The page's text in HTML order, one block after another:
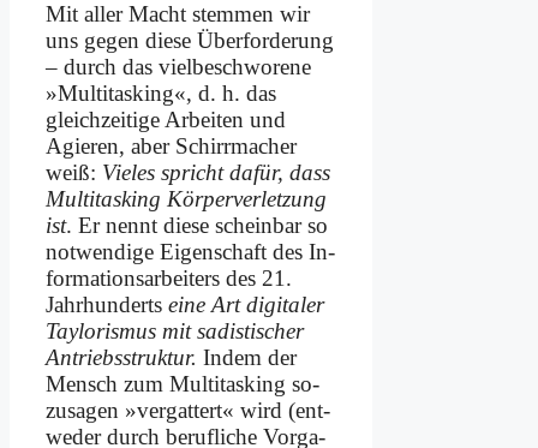
Mit al­ler Macht stem­men wir
uns ge­gen die­se Über­for­de­rung
– durch das viel­be­schwo­re­ne
»Mul­ti­tas­king«, d. h. das
gleich­zei­ti­ge Ar­bei­ten und
Agie­ren, aber Schirr­ma­cher
weiß: Vie­les spricht da­für, dass
Mul­ti­tas­king Kör­per­ver­let­zung
ist. Er nennt die­se schein­bar so
not­wen­di­ge Ei­gen­schaft des In­
for­ma­ti­ons­ar­bei­ters des 21.
Jahr­hun­derts ei­ne Art di­gi­ta­ler
Tay­lo­ris­mus mit sa­di­sti­scher
An­triebs­struk­tur. In­dem der
Mensch zum Mul­ti­tas­king so­
zu­sa­gen »ver­gat­tert« wird (ent­
we­der durch be­ruf­li­che Vor­ga­